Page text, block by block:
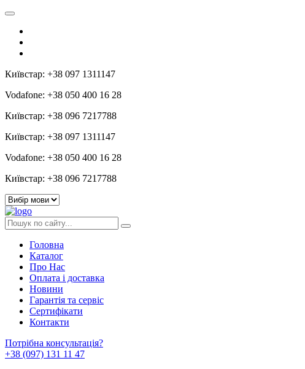
Київстар: +38 097 1311147
Vodafone: +38 050 400 16 28
Київстар: +38 096 7217788
Київстар: +38 097 1311147
Vodafone: +38 050 400 16 28
Київстар: +38 096 7217788
Головна
Каталог
Про Нас
Оплата і доставка
Новини
Гарантія та сервіс
Сертифікати
Контакти
Потрібна консультація?
+38 (097) 131 11 47